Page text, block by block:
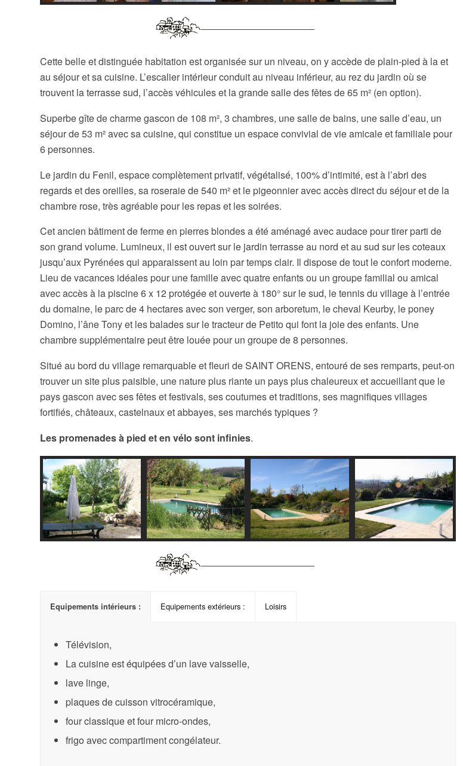
Cette belle et distinguée habitation est organisée sur un niveau, on y accède de plain-pied à la et
au séjour et sa cuisine. L’escalier intérieur conduit au niveau inférieur, au rez du jardin où se
trouvent la terrasse sud, l’accès véhicules et la grande salle des fêtes de 65 m² (en option).
Superbe gîte de charme gascon de 108 m², 3 chambres, une salle de bains, une salle d’eau, un
séjour de 53 m² avec sa cuisine, qui constitue un espace convivial de vie amicale et familiale pour
6 personnes.
Le jardin du Fenil, espace complètement privatif, végétalisé, 100% d’intimité, est à l’abri des
regards et des oreilles, sa roseraie de 540 m² et le pigeonnier avec accès direct du séjour et de la
chambre rose, très agréable pour les repas et les soirées.
Cet ancien bâtiment de ferme en pierres blondes a été aménagé avec audace pour tirer parti de
son grand volume. Lumineux, il est ouvert sur le jardin terrasse au nord et au sud sur les coteaux
jusqu’aux Pyrénées qui apparaissent au loin par temps clair. Il dispose de tout le confort moderne.
Lieu de vacances idéales pour une famille avec quatre enfants ou un groupe familial ou amical
avec accès à la piscine 6 x 12 protégée et ouverte à 180° sur le sud, le tennis du village à l’entrée
du domaine, le parc de 4 hectares avec son verger, son arboretum, le cheval Keurby, le poney
Domino, l’âne Tony et les balades sur le tracteur de Petito qui font la joie des enfants. Une
chambre supplémentaire peut être louée pour un groupe de 8 personnes.
Situé au bord du village remarquable et fleuri de SAINT ORENS, entouré de ses remparts, peut-on
trouver un site plus paisible, une nature plus riante un pays plus chaleureux et accueillant que le
pays gascon avec ses fêtes et festivals, ses coutumes et traditions, ses magnifiques villages
fortifiés, châteaux, castelnaux et abbayes, ses marchés typiques ?
Les promenades à pied et en vélo sont infinies.
Equipements intérieurs : Equipements extérieurs : Loisirs
Télévision,
La cuisine est équipées d’un lave vaisselle,
lave linge,
plaques de cuisson vitrocéramique,
four classique et four micro-ondes,
frigo avec compartiment congélateur.